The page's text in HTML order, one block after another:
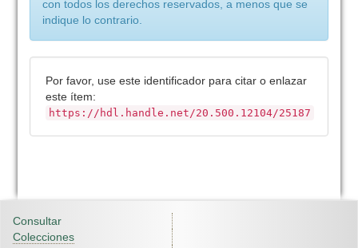
con todos los derechos reservados, a menos que se
indique lo contrario.
Por favor, use este identificador para citar o enlazar
este ítem:
https://hdl.handle.net/20.500.12104/25187
Consultar
Colecciones